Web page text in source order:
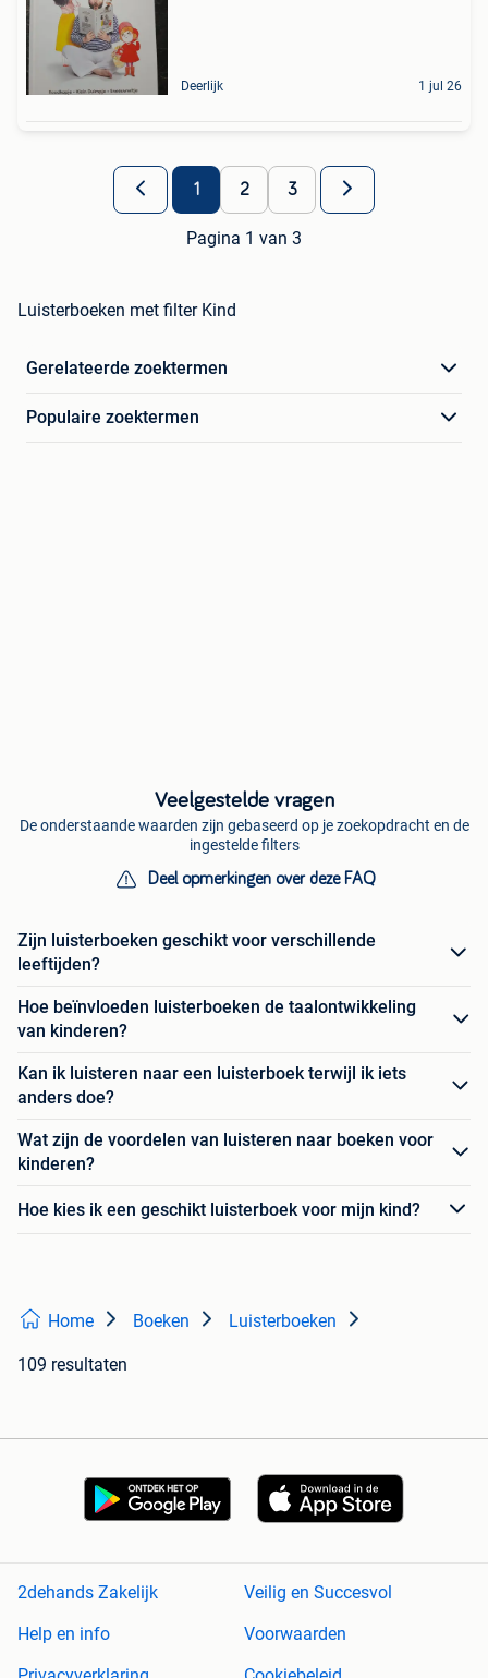
Deerlijk 1 jul 26
1 2 3
Pagina 1 van 3
Luisterboeken met filter Kind
Gerelateerde zoektermen
Populaire zoektermen
Veelgestelde vragen
De onderstaande waarden zijn gebaseerd op je zoekopdracht en de
ingestelde filters
Deel opmerkingen over deze FAQ
Zijn luisterboeken geschikt voor verschillende
leeftijden?
Hoe beïnvloeden luisterboeken de taalontwikkeling
van kinderen?
Kan ik luisteren naar een luisterboek terwijl ik iets
anders doe?
Wat zijn de voordelen van luisteren naar boeken voor
kinderen?
Hoe kies ik een geschikt luisterboek voor mijn kind?
Home Boeken Luisterboeken
109 resultaten
2dehands Zakelijk
Veilig en Succesvol
Help en info
Voorwaarden